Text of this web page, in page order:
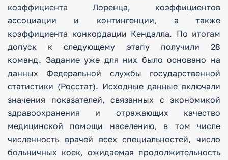
коэффициента Лоренца, коэффициентов
ассоциации и контингенции, а также
коэффициента конкордации Кендалла. По итогам
допуск к следующему этапу получили 28
команд. Задание уже для них было основано на
данных Федеральной службы государственной
статистики (Росстат). Исходные данные включали
значения показателей, связанных с экономикой
здравоохранения и отражающих качество
медицинской помощи населению, в том числе
численность врачей всех специальностей, число
больничных коек, ожидаемая продолжительность